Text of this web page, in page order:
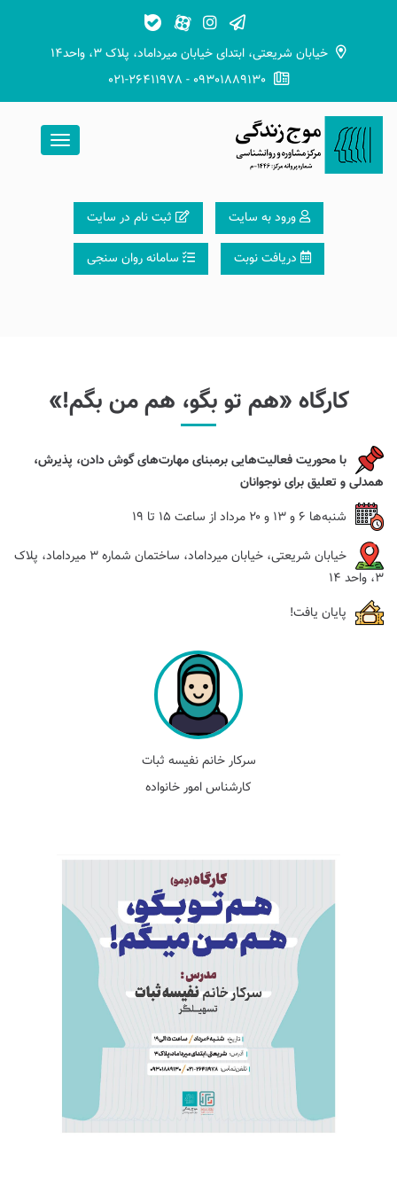
خیابان شریعتی، ابتدای خیابان میرداماد، پلاک ۳، واحد۱۴
021-26411978 - 09301889130
ورود به سایت ثبت نام در سایت
دریافت نوبت سامانه روان سنجی
کارگاه «هم تو بگو، هم من بگم!»
با محوریت فعالیت‌هایی برمبنای مهارت‌های گوش دادن، پذیرش،
همدلی و تعلیق برای نوجوانان
شنبه‌ها ۶ و ۱۳ و ۲۰ مرداد از ساعت ۱۵ تا ۱۹
خیابان شریعتی، خیابان میرداماد، ساختمان شماره ۳ میرداماد، پلاک
۳، واحد 14
پایان یافت!
سرکار خانم نفیسه ثبات
کارشناس امور خانواده